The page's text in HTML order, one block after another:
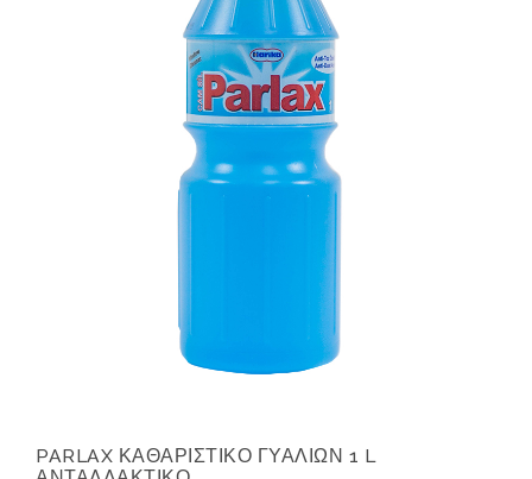
PARLAX ΚΑΘΑΡΙΣΤΙΚΟ ΓΥΑΛΙΩΝ 1 L